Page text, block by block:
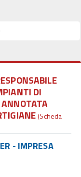
DI
(Scheda
- IMPRESA